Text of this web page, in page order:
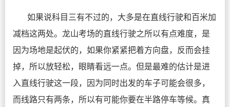
如果说科目三有不过的，大多是在直线行驶和百米加
减档这两处。龙山考场的直线行驶之所以有点难度，是
因为场地是起伏的，如果你紧紧把着方向盘，反而会挂
掉，所以放轻松，眼睛看远一点。但是最难的估计是进
入直线行驶这一段，因为同时出发的车子可能会很多，
而线路只有两条，所以有可能你要在半路停车等候。真